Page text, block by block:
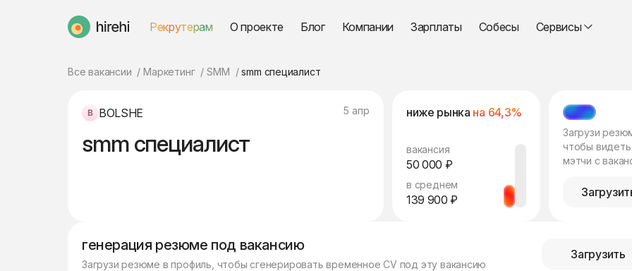
HireHi Рекрутерам О проекте Блог Компании Зарплаты Собесы Сервисы
Все вакансии Маркетинг SMM smm специалист
BOLSHE 5 апр
smm специалист
ниже рынка на 64,3%
вакансия
50 000 ₽
в среднем
139 900 ₽
МЭТЧ
Загрузи
чтобы видеть
мэтчи с
генерация резюме под вакансию
Загрузи резюме в профиль, чтобы сгенерировать временное CV под эту вакансию
Загрузить